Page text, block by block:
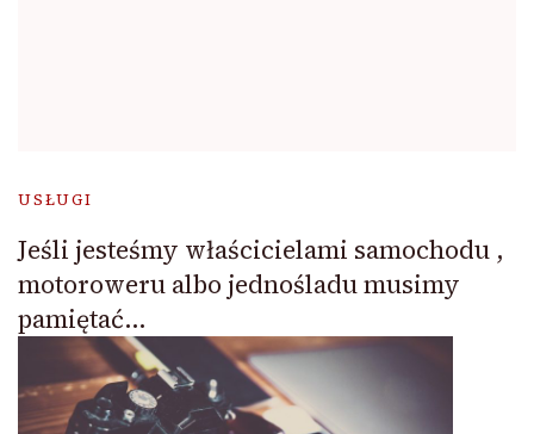
USŁUGI
Jeśli jesteśmy właścicielami samochodu ,
motoroweru albo jednośladu musimy
pamiętać…